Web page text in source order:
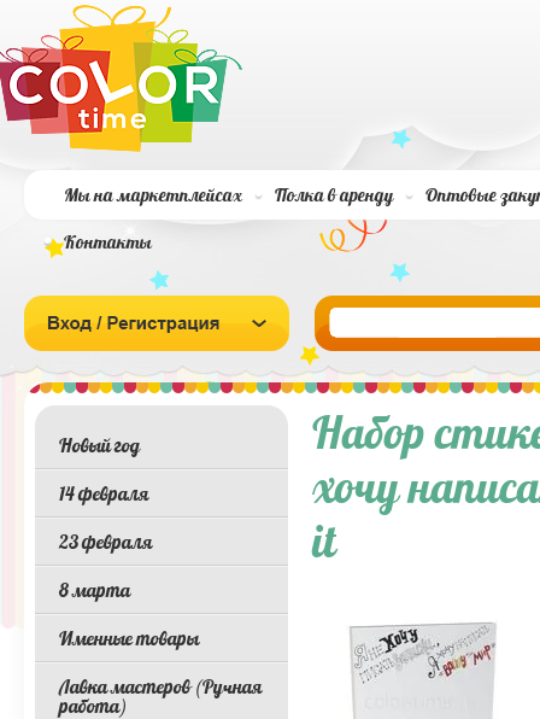
Мы на маркетплейсах Полка в аренду Оптовые
Контакты
Набор
хочу
it
Новый год
14 февраля
23 февраля
8 марта
Именные товары
Лавка мастеров (Ручная
работа)